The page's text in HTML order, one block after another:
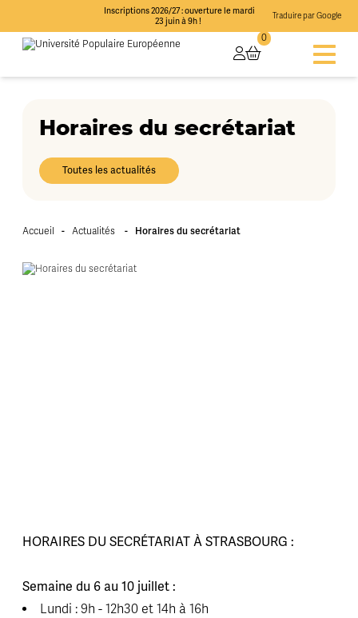
Inscriptions 2026/27 : ouverture le mardi
23 juin à 9h !
Traduire par Google
0
Horaires du secrétariat
Toutes les actualités
Accueil - Actualités - Horaires du secrétariat
HORAIRES DU SECRÉTARIAT À STRASBOURG :
Semaine du 6 au 10 juillet :
Lundi : 9h - 12h30 et 14h à 16h